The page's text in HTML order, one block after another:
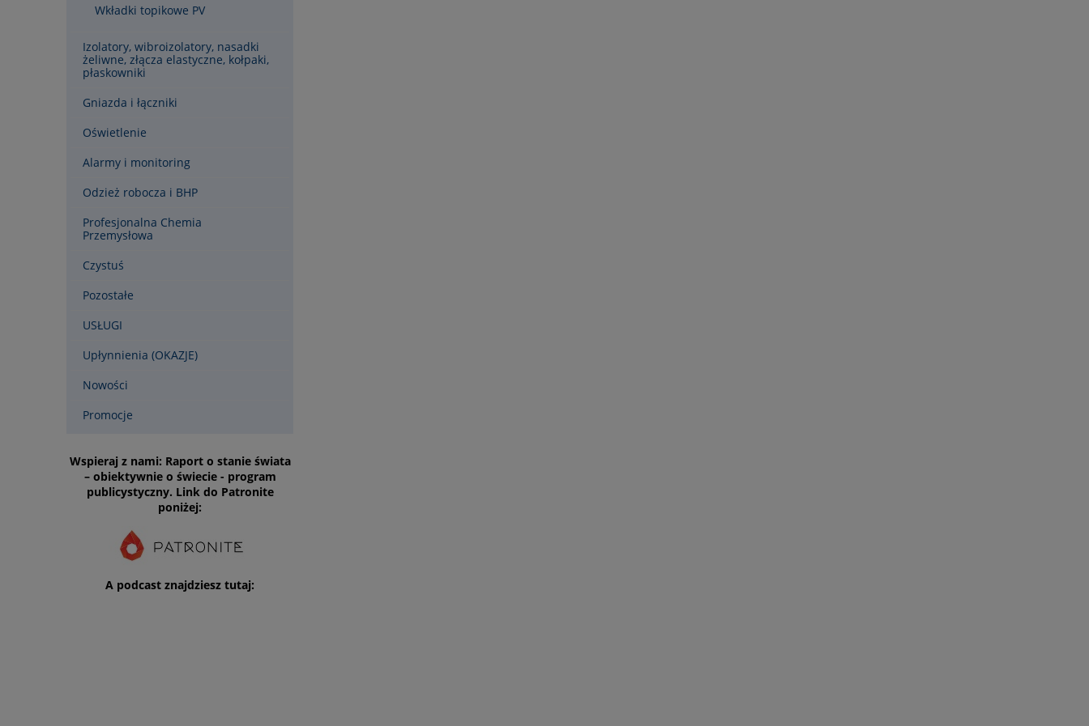
Wkładki topikowe PV
Izolatory, wibroizolatory, nasadki
żeliwne, złącza elastyczne, kołpaki,
płaskowniki
Gniazda i łączniki
Oświetlenie
Alarmy i monitoring
Odzież robocza i BHP
Profesjonalna Chemia
Przemysłowa
Czystuś
Pozostałe
USŁUGI
Upłynnienia (OKAZJE)
Nowości
Promocje
Wspieraj z nami: Raport o stanie świata
– obiektywnie o świecie - program
publicystyczny. Link do Patronite
poniżej:
A podcast znajdziesz tutaj: